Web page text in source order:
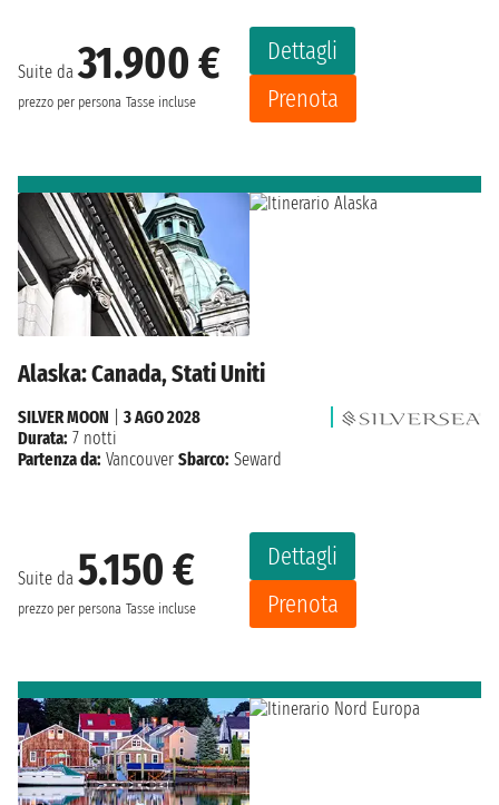
Suite da31.900 €
prezzo per persona Tasse incluse
Dettagli
Prenota
Alaska: Canada, Stati Uniti
Suite da 5.150 €
prezzo per persona Tasse incluse
Dettagli
Prenota
SILVER MOON
3 AGO 2028
Durata: 7 notti
Partenza da: Vancouver Sbarco: Seward